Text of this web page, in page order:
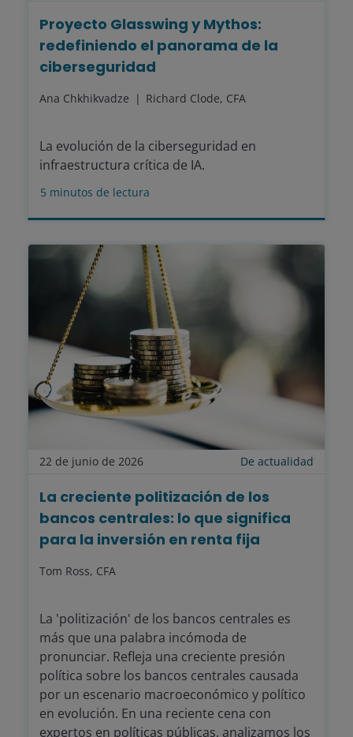
Proyecto Glasswing y Mythos:
redefiniendo el panorama de la
ciberseguridad
Ana Chkhikvadze Richard Clode, CFA
La evolución de la ciberseguridad en
infraestructura crítica de IA.
5 minutos de lectura
22 de junio de 2026 De actualidad
La creciente politización de los
bancos centrales: lo que significa
para la inversión en renta fija
Tom Ross, CFA
La 'politización' de los bancos centrales es
más que una palabra incómoda de
pronunciar. Refleja una creciente presión
política sobre los bancos centrales causada
por un escenario macroeconómico y político
en evolución. En una reciente cena con
expertos en políticas públicas, analizamos los